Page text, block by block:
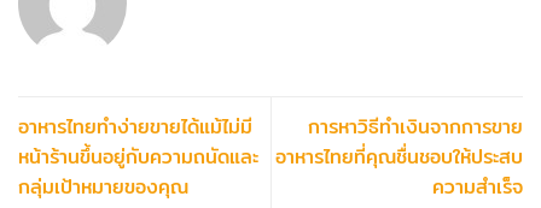
อาหารไทยทำง่ายขายได้แม้ไม่มี
หน้าร้านขึ้นอยู่กับความถนัดและ
กลุ่มเป้าหมายของคุณ
การหาวิธีทำเงินจากการขาย
อาหารไทยที่คุณชื่นชอบให้ประสบ
ความสำเร็จ